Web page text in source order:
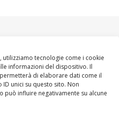
tecnologie come i cookie
informazioni del dispositivo. Il
di elaborare dati come il
unici su questo sito. Non
può influire negativamente su alcune